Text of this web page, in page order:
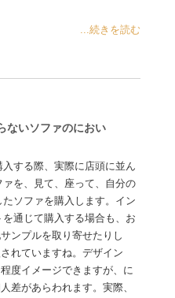
...続きを読む
ないソファのにおい
入する際、実際に店頭に並ん
ァを、見て、座って、自分の
たソファを購入します。イン
を通じて購入する場合も、お
ンプルを取り寄せたりし
れていますね。デザイン
度イメージできますが、に
差があらわれます。実際、